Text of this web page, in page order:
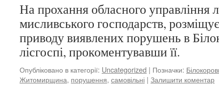
На прохання обласного управління
мисливського господарств,
приводу виявлених порушень в
лісгоспі, прокоментувавши її.
Опубліковано в категорії: Uncategorized | Позначки:
Житомирщина, порушення, самовільні | Залишити коментар